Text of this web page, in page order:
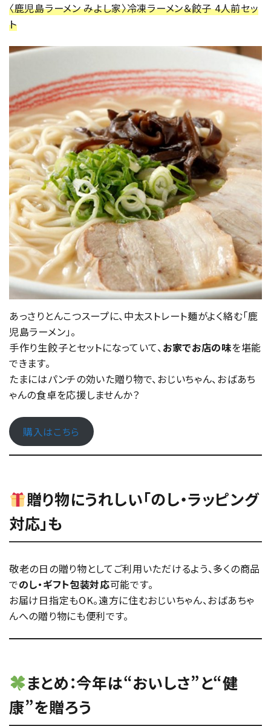
〈鹿児島ラーメン みよし家〉冷凍ラーメン＆餃子 4人前セッ
ト
あっさりとんこつスープに、中太ストレート麺がよく絡む「鹿
児島ラーメン」。
手作り生餃子とセットになっていて、お家でお店の味を堪能
できます。
たまにはパンチの効いた贈り物で、おじいちゃん、おばあち
ゃんの食卓を応援しませんか？
購入はこちら
贈り物にうれしい「のし・ラッピング
対応」も
敬老の日の贈り物としてご利用いただけるよう、多くの商品
でのし・ギフト包装対応可能です。
お届け日指定もOK。遠方に住むおじいちゃん、おばあちゃ
んへの贈り物にも便利です。
まとめ：今年は“おいしさ”と“健
康”を贈ろう